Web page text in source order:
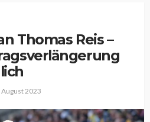
Thomas Reis –
August 2023